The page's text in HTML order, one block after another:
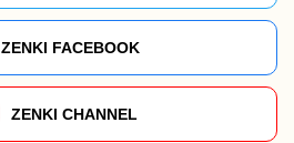
ZENKI FACEBOOK
ZENKI CHANNEL